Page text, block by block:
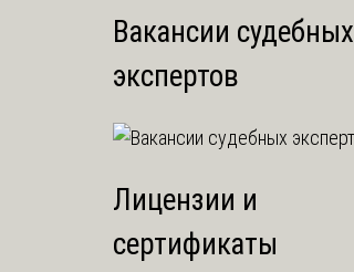
Вакансии судебных
экспертов
Лицензии и
сертификаты